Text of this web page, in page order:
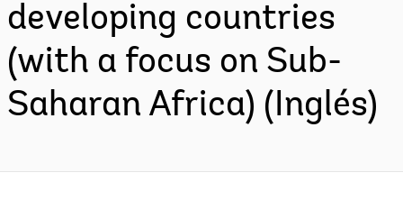
developing countries
(with a focus on Sub-
Saharan Africa) (Inglés)